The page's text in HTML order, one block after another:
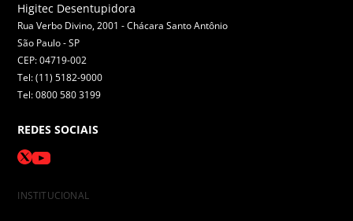
Higitec Desentupidora
Rua Verbo Divino, 2001 - Chácara Santo Antônio
São Paulo -SP
CEP: 04719-002
Tel: (11) 5182-9000
Tel: 0800 580 3199
REDES SOCIAIS
INSTITUCIONAL